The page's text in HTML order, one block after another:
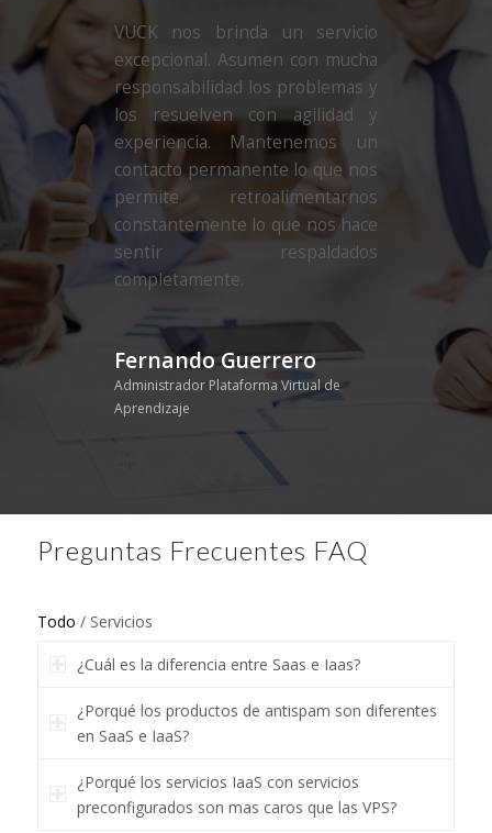
VUCK nos brinda un servicio
excepcional. Asumen con mucha
responsabilidad los problemas y
los resuelven con agilidad y
experiencia. Mantenemos un
contacto permanente lo que nos
permite retroalimentarnos
constantemente lo que nos hace
sentir respaldados
completamente.
Fernando Guerrero
Administrador Plataforma Virtual de
Aprendizaje
Preguntas Frecuentes FAQ
Todo / Servicios
¿Cuál es la diferencia entre Saas e Iaas?
¿Porqué los productos de antispam son diferentes
en SaaS e IaaS?
¿Porqué los servicios IaaS con servicios
preconfigurados son mas caros que las VPS?